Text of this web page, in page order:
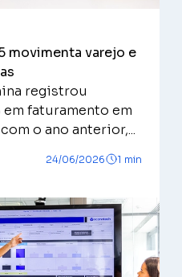
movimenta varejo e
registrou
faturamento em
o ano anterior,...
24/06/2026 1 min